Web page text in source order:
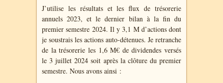
J’utilise les résultats et les flux de trésorerie
annuels 2023, et le dernier bilan à la fin du
premier semestre 2024. Il y 3,1 M d’actions dont
je soustrais les actions auto-détenues. Je retranche
de la trésorerie les 1,6 M€ de dividendes versés
le 3 juillet 2024 soit après la clôture du premier
semestre. Nous avons ainsi :